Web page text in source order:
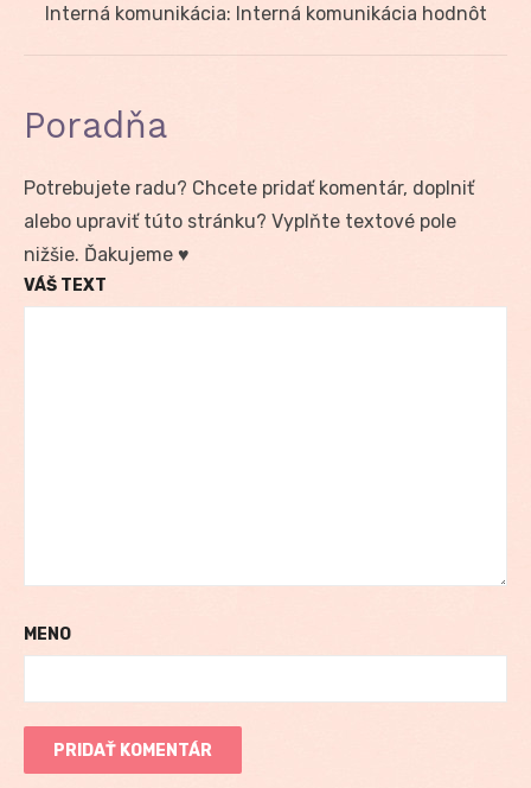
Next
Interná komunikácia: Interná komunikácia hodnôt
Poradňa
Potrebujete radu? Chcete pridať komentár, doplniť
alebo upraviť túto stránku? Vyplňte textové pole
nižšie. Ďakujeme ♥
VÁŠ TEXT
MENO